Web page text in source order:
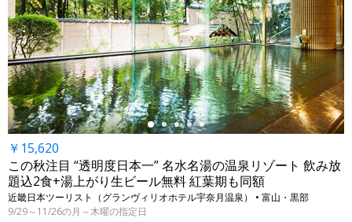
←
￥15,620
この秋注目 “透明度日本一” 名水名湯の温泉リゾート 飲み放
題込2食+湯上がり生ビール無料 紅葉期も同額
近畿日本ツーリスト（グランヴィリオホテル宇奈月温泉） • 富山・黒部
9/29～11/26の月～木曜の指定日